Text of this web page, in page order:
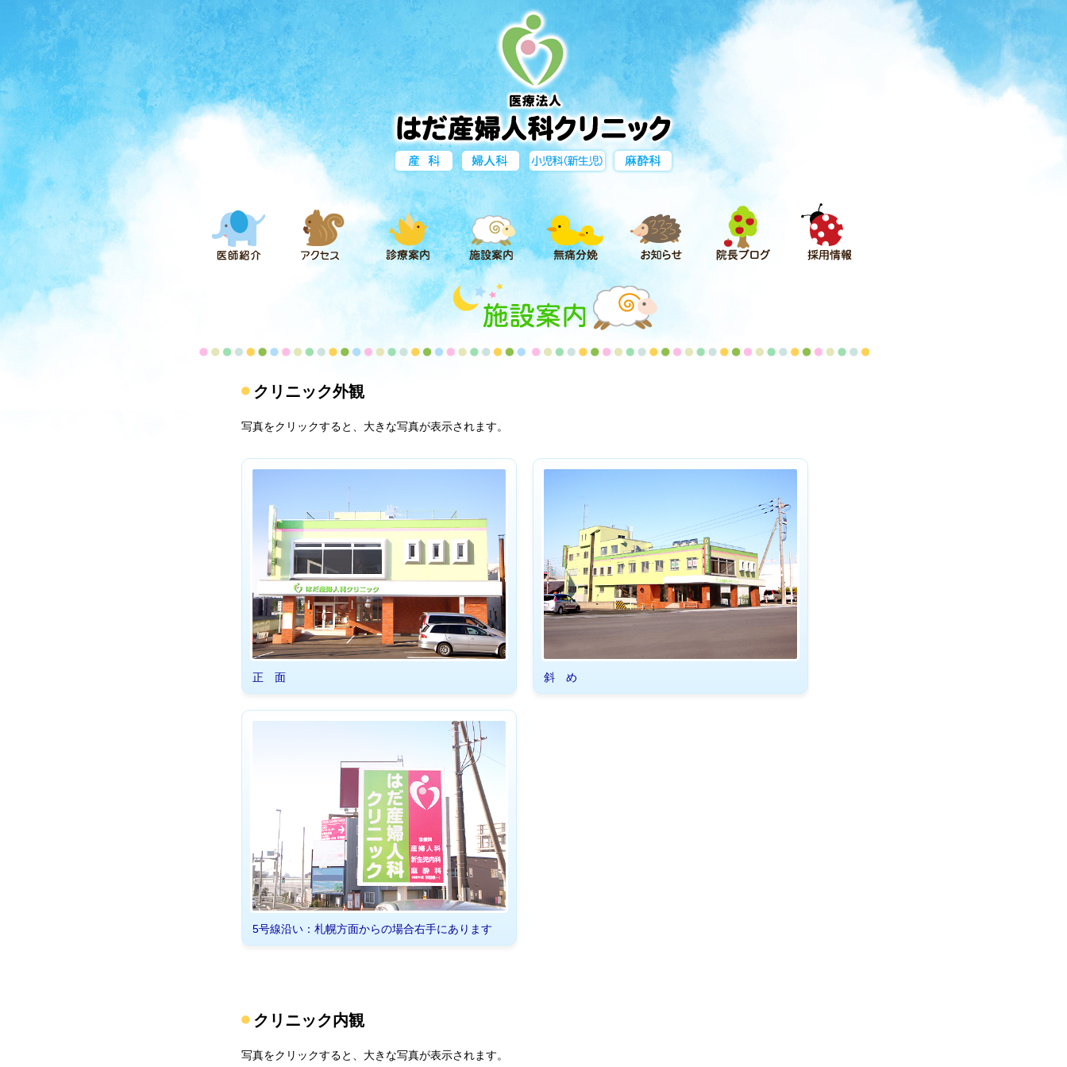
クリニック外観
写真をクリックすると、大きな写真が表示されます。
正 面 斜 め
5号線沿い：札幌方面からの場合右手にあります
クリニック内観
写真をクリックすると、大きな写真が表示されます。